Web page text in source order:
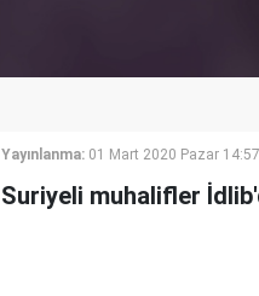
Yayınlanma: 01 Mart 2020 Pazar 14:57
Suriyeli muhalifler